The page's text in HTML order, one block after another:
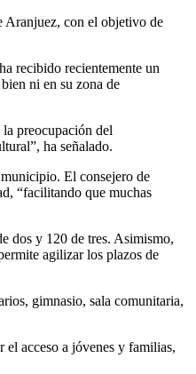
Aranjuez, con el objetivo de
recibido recientemente un
ni en su zona de
preocupación del
ha señalado.
El consejero de
“facilitando que muchas
dos y 120 de tres. Asimismo,
agilizar los plazos de
gimnasio, sala comunitaria,
acceso a jóvenes y familias,